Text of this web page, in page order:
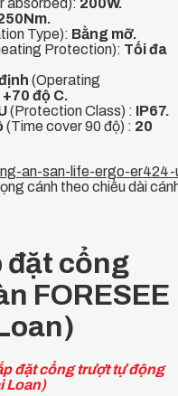
Type): Bằng mỡ.
Protection): Tối đa
(Operating
độ C.
(Protection Class) : IP67.
(Time cover 90 độ) : 20
cánh theo chiều dài
đặt cổng
FORESEE
đặt cổng trượt tự động
Loan)